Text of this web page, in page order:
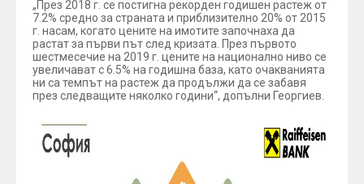
„През 2018 г. се постигна рекорден годишен растеж от
7.2% средно за страната и приблизително 20% от 2015
г. насам, когато цените на имотите започнаха да
растат за първи път след кризата. През първото
шестмесечие на 2019 г. цените на национално ниво се
увеличават с 6.5% на годишна база, като очакванията
ни са темпът на растеж да продължи да се забавя
през следващите няколко години“, допълни Георгиев.